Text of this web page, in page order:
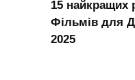
15 найкращих
Фільмів для
2025